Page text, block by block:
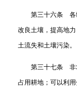
第三十六条 各级
改良土壤，提高地
土流失和土壤污染。
第三十七条 非农
占用耕地；可以利用